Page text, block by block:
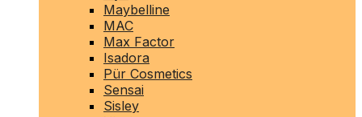
Maybelline
MAC
Max Factor
Isadora
Pür Cosmetics
Sensai
Sisley